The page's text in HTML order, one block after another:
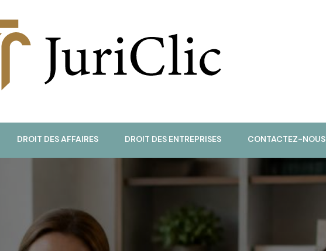
DROIT DES AFFAIRES DROIT DES ENTREPRISES CONTACTEZ-NOUS